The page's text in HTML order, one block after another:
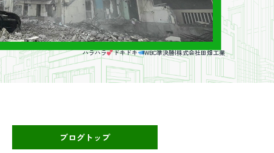
ハラハラ ドキドキ WBC準決勝|株式会社田畑工業
ブログトップ